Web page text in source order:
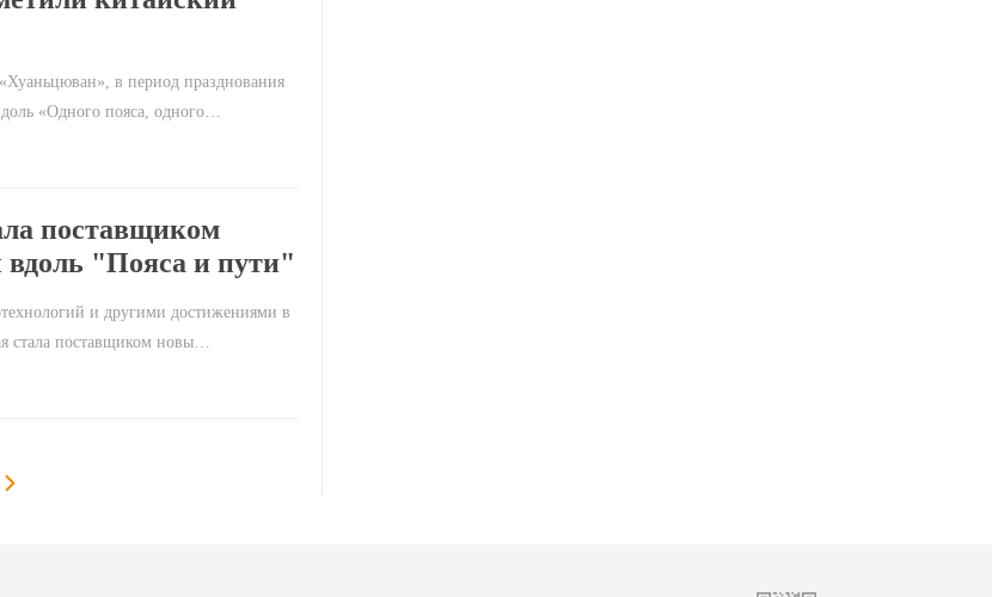
в период празднования
«Одного пояса, одного…
поставщиком
вдоль "Пояса и пути"
и другими достижениями в
стала поставщиком новы…